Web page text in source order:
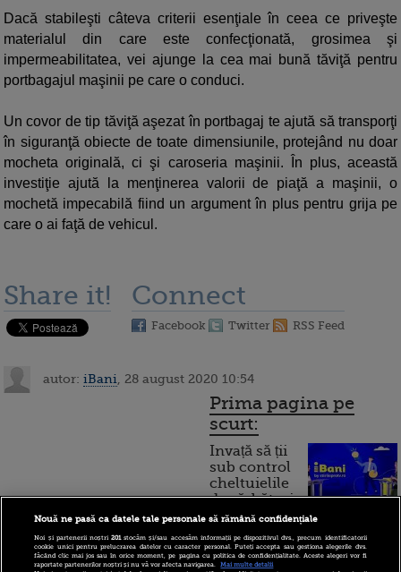
Dacă stabileşti câteva criterii esenţiale în ceea ce priveşte
materialul din care este confecţionată, grosimea şi
impermeabilitatea, vei ajunge la cea mai bună tăviţă pentru
portbagajul maşinii pe care o conduci.
Un covor de tip tăviţă aşezat în portbagaj te ajută să transporţi
în siguranţă obiecte de toate dimensiunile, protejând nu doar
mocheta originală, ci şi caroseria maşinii. În plus, această
investiţie ajută la menţinerea valorii de piaţă a maşinii, o
mochetă impecabilă fiind un argument în plus pentru grija pe
care o ai faţă de vehicul.
Share it! Connect
Facebook Twitter RSS Feed
autor: iBani , 28 august 2020 10:54
Prima pagina pe
scurt:
Invață să ții
sub control
cheltuielile
de sărbători.
Cum
funcționează cardul de
cumpărături
Nouă ne pasă ca datele tale personale să rămână confidențiale
Noi și partenerii noștri201stocăm și/sau accesăm informații pe dispozitivul dvs., precum identificatorii
cookie unici pentru prelucrarea datelor cu caracter personal. Puteți accepta sau gestiona alegerile dvs.
făcând clic mai jos sau în orice moment, pe pagina cu politica de confidențialitate. Aceste alegeri vor fi
raportate partenerilor noștri și nu vă vor afecta navigarea.
Mai multe detalii